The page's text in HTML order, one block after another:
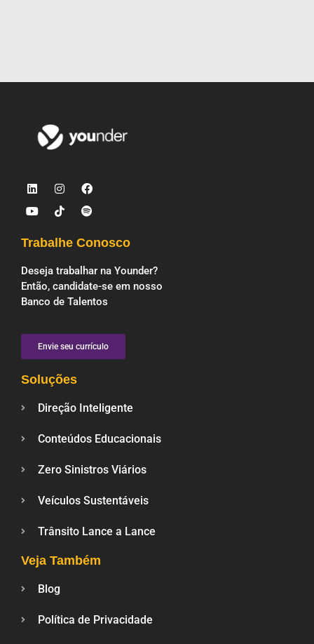
Trabalhe Conosco
Deseja trabalhar na Younder?
Então, candidate-se em nosso
Banco de Talentos
Envie seu currículo
Soluções
Direção Inteligente
Conteúdos Educacionais
Zero Sinistros Viários
Veículos Sustentáveis
Trânsito Lance a Lance
Veja Também
Blog
Política de Privacidade